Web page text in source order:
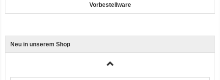
Neu in unserem Shop
Vorbestellware